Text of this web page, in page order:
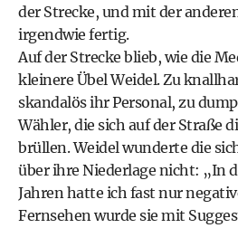
der Strecke, und mit der
irgendwie fertig.
Auf der Strecke blieb, wie die
kleinere Übel Weidel. Zu
skandalös ihr Personal, zu
Wähler, die sich auf der Straße
brüllen. Weidel wunderte die
über ihre Niederlage nicht: „In
Jahren hatte ich fast nur
Fernsehen wurde sie mit